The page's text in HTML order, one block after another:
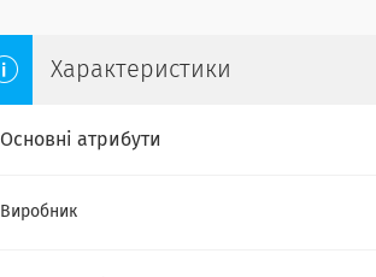
Характеристики
Основні атрибути
Виробник